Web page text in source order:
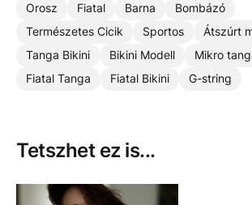
Orosz
Fiatal Barna
Bombázó
Természetes Cicik
Sportos
Átszúrt
Tanga Bikini
Bikini Modell
Mikro
Fiatal Tanga
Fiatal Bikini G-string
Tetszhet ez is...